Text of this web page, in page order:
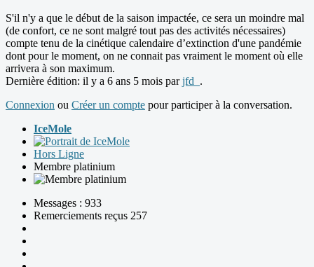
S'il n'y a que le début de la saison impactée, ce sera un moindre mal
(de confort, ce ne sont malgré tout pas des activités nécessaires)
compte tenu de la cinétique calendaire d’extinction d'une pandémie
dont pour le moment, on ne connait pas vraiment le moment où elle
arrivera à son maximum.
Dernière édition: il y a 6 ans 5 mois parjfd_ .
Connexion ou Créer un compte pour participer à la conversation.
IceMole
Hors Ligne
Membre platinium
Messages : 933
Remerciements reçus 257